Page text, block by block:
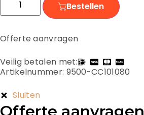
Bestellen
Offerte aanvragen
Veilig betalen met:
Artikelnummer: 9500-CC101080
Sluiten